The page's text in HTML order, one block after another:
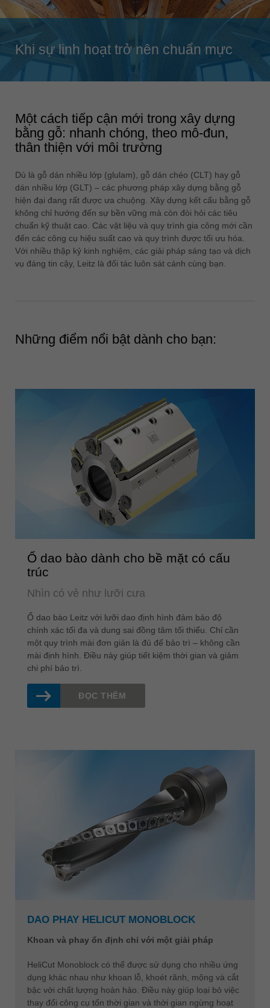
Singapore
Slovenija
Suomi
Taiwan
english
Türkiye
USA
english
Việt Nam
tiếng việt
中国
Україна
yкраїнська
Khi sự linh hoạt trở nên chuẩn mực
Một cách tiếp cận mới trong xây dựng
bằng gỗ: nhanh chóng, theo mô-đun,
thân thiện với môi trường
Dù là gỗ dán nhiều lớp (glulam), gỗ dán chéo (CLT) hay gỗ
dán nhiều lớp (GLT) – các phương pháp xây dựng bằng gỗ
hiện đại đang rất được ưa chuộng. Xây dựng kết cấu bằng gỗ
không chỉ hướng đến sự bền vững mà còn đòi hỏi các tiêu
chuẩn kỹ thuật cao. Các vật liệu và quy trình gia công mới cần
đến các công cụ hiệu suất cao và quy trình được tối ưu hóa.
Với nhiều thập kỷ kinh nghiệm, các giải pháp sáng tạo và dịch
vụ đáng tin cậy, Leitz là đối tác luôn sát cánh cùng bạn.
Những điểm nổi bật dành cho bạn:
Ổ dao bào dành cho bề mặt có cấu
trúc
Nhìn có vẻ như lưỡi cưa
Ổ dao bào Leitz với lưỡi dao định hình đảm bảo độ
chính xác tối đa và dung sai đồng tâm tối thiểu. Chỉ cần
một quy trình mài đơn giản là đủ để bảo trì – không cần
mài định hình. Điều này giúp tiết kiệm thời gian và giảm
chi phí bảo trì.
ĐỌC THÊM
DAO PHAY HELICUT MONOBLOCK
Khoan và phay ổn định chỉ với một giải pháp
HeliCut Monoblock có thể được sử dụng cho nhiều ứng
dụng khác nhau như khoan lỗ, khoét rãnh, mộng và cắt
bậc với chất lượng hoàn hảo. Điều này giúp loại bỏ việc
thay đổi công cụ tốn thời gian và thời gian ngừng hoạt